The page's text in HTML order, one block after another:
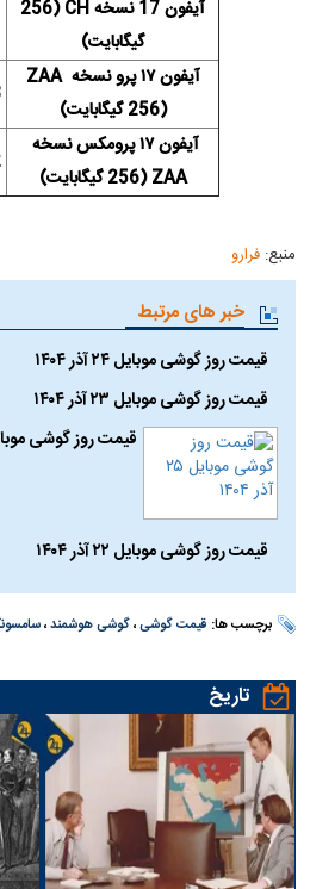
آیفون 17 نسخه CH (256
گیگابایت)
آیفون ۱۷ پرو نسخه ZAA
(256 گیگابایت)
آیفون ۱۷ پرومکس نسخه
ZAA (256 گیگابایت)
منبع:فرارو
خبر های مرتبط
قیمت روز گوشی موبایل ۲۴ آذر ۱۴۰۴
قیمت روز گوشی موبایل ۲۳ آذر ۱۴۰۴
قیمت روز گوشی موبایل ۲۵ آذر
قیمت روز گوشی موبایل ۲۲ آذر ۱۴۰۴
برچسب ها: قیمت گوشی،گوشی هوشمند،
تاریخ